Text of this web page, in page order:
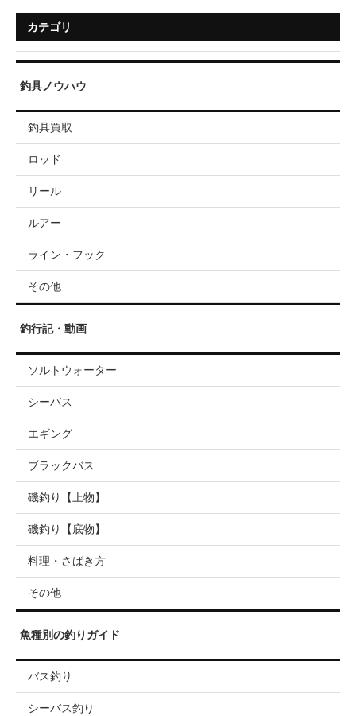
カテゴリ
釣具ノウハウ
釣具買取
ロッド
リール
ルアー
ライン・フック
その他
釣行記・動画
ソルトウォーター
シーバス
エギング
ブラックバス
磯釣り【上物】
磯釣り【底物】
料理・さばき方
その他
魚種別の釣りガイド
バス釣り
シーバス釣り